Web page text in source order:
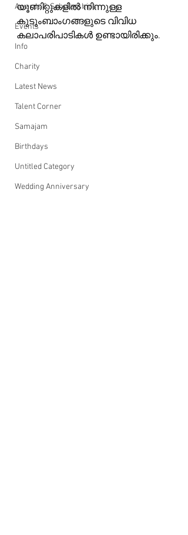
Awards & Scholarships
Events
Info
Charity
Latest News
Talent Corner
Samajam
Birthdays
Untitled Category
Wedding Anniversary
യൂണിറ്റുകളിൽ നിന്നുള്ള
കുടുംബാംഗങ്ങളുടെ വിവിധ
കലാപരിപാടികൾ ഉണ്ടായിരിക്കും.